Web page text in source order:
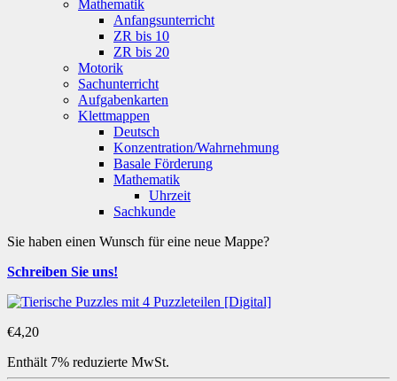
Mathematik
Anfangsunterricht
ZR bis 10
ZR bis 20
Motorik
Sachunterricht
Aufgabenkarten
Klettmappen
Deutsch
Konzentration/Wahrnehmung
Basale Förderung
Mathematik
Uhrzeit
Sachkunde
Sie haben einen Wunsch für eine neue Mappe?
Schreiben Sie uns!
€4,20
Enthält 7% reduzierte MwSt.